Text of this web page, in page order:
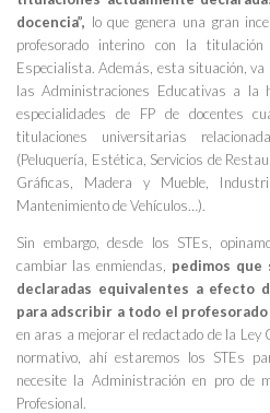
docencia”, lo que genera una gran
profesorado interino con la
Especialista. Además, esta situación, va
las Administraciones Educativas a la
especialidades de FP de docentes
titulaciones universitarias
(Peluquería, Estética, Servicios de
Gráficas, Madera y Mueble,
Mantenimiento de Vehículos…).
Sin embargo, desde los STEs,
cambiar las enmiendas, pedimos que
declaradas equivalentes a
para adscribir a todo el profesorado
en aras a mejorar el redactado de la
normativo, ahí estaremos los STEs
necesite la Administración en pro de
Profesional.